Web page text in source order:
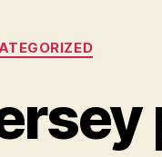
Categorías